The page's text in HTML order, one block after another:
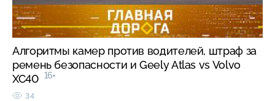
Алгоритмы камер против водителей, штраф за
ремень безопасности и Geely Atlas vs Volvo
XC40 16+
34